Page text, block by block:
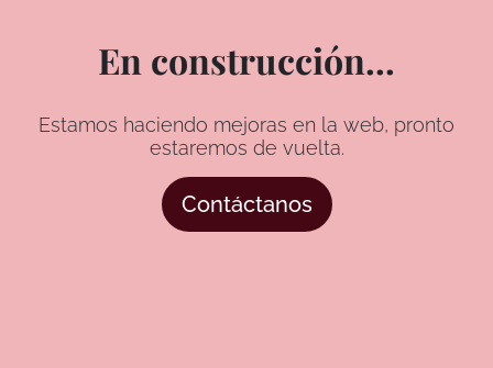
En construcción...
Estamos haciendo mejoras en la web, pronto
estaremos de vuelta.
Contáctanos